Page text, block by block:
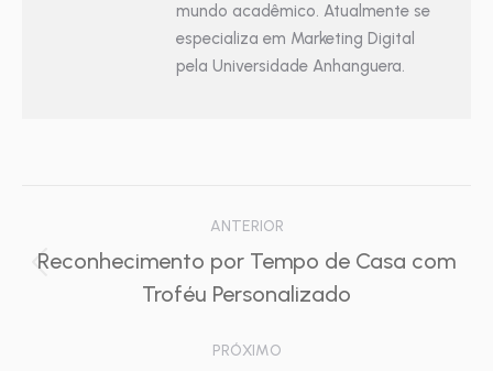
mundo acadêmico. Atualmente se
especializa em Marketing Digital
pela Universidade Anhanguera.
de
ANTERIOR
Post
anterior:
Reconhecimento por Tempo de Casa com
Troféu Personalizado
PRÓXIMO